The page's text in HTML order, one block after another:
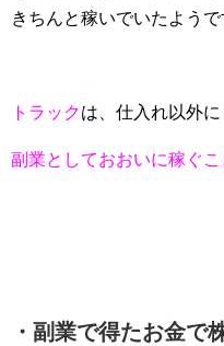
きちんと稼いでいたようで
トラックは、仕入れ以外に
副業としておおいに稼ぐこ
・副業で得たお金で